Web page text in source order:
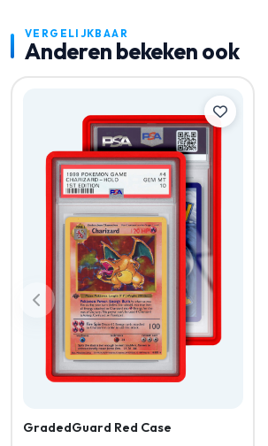
VERGELIJKBAAR
Anderen bekeken ook
GradedGuard Red Case